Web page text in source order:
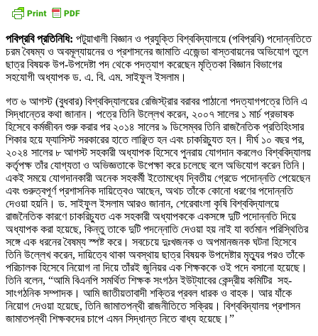
পবিপ্রবি প্রতিনিধি: পটুয়াখালী বিজ্ঞান ও প্রযুক্তি বিশ্ববিদ্যালয়ে (পবিপ্রবি) পদোন্নতিতে
চরম বৈষম্য ও অবমূল্যায়নের ও প্রশাসনের জামাতি এজেন্ডা বাস্তবায়নের অভিযোগ তুলে
ছাত্র বিষয়ক উপ-উপদেষ্টা পদ থেকে পদত্যাগ করেছেন মৃত্তিকা বিজ্ঞান বিভাগের
সহযোগী অধ্যাপক ড. এ. বি. এম. সাইফুল ইসলাম।
গত ৬ আগস্ট (বুধবার) বিশ্ববিদ্যালয়ের রেজিস্ট্রার বরাবর পাঠানো পদত্যাগপত্রে তিনি এ
সিদ্ধান্তের কথা জানান। পত্রে তিনি উল্লেখ করেন, ২০০৭ সালের ১ মার্চ প্রভাষক
হিসেবে কর্মজীবন শুরু করার পর ২০১৪ সালের ৯ ডিসেম্বর তিনি রাজনৈতিক প্রতিহিংসার
শিকার হয়ে ফ্যাসিস্ট সরকারের হাতে লাঞ্ছিত হন এবং চাকরিচ্যুত হন। দীর্ঘ ১০ বছর পর,
২০২৪ সালের ৮ আগস্ট সহকারী অধ্যাপক হিসেবে পুনরায় যোগদান করলেও বিশ্ববিদ্যালয়
কর্তৃপক্ষ তাঁর যোগ্যতা ও অভিজ্ঞতাকে উপেক্ষা করে চলেছে বলে অভিযোগ করেন তিনি।
একই সময়ে যোগদানকারী অনেক সহকর্মী ইতোমধ্যে দ্বিতীয় গ্রেডে পদোন্নতি পেয়েছেন
এবং গুরুত্বপূর্ণ প্রশাসনিক দায়িত্বেও আছেন, অথচ তাঁকে কোনো ধরণের পদোন্নতি
দেওয়া হয়নি। ড. সাইফুল ইসলাম আরও জানান, শেরেবাংলা কৃষি বিশ্ববিদ্যালয়ে
রাজনৈতিক কারণে চাকরিচ্যুত এক সহকারী অধ্যাপককে একসঙ্গে দুটি পদোন্নতি দিয়ে
অধ্যাপক করা হয়েছে, কিন্তু তাকে দুটি পদন্নোতি দেওয়া হয় নাই যা বর্তমান পরিস্থিতির
সঙ্গে এক ধরনের বৈষম্য স্পষ্ট করে। সবচেয়ে দুঃখজনক ও অপমানজনক ঘটনা হিসেবে
তিনি উল্লেখ করেন, দায়িত্বে থাকা অবস্থায় ছাত্র বিষয়ক উপদেষ্টার মৃত্যুর পরও তাঁকে
পরিচালক হিসেবে নিয়োগ না দিয়ে তাঁরই জুনিয়র এক শিক্ষককে ওই পদে বসানো হয়েছে।
তিনি বলেন, “আমি বিএনপি সমর্থিত শিক্ষক সংগঠন ইউট্যাবের কেন্দ্রীয় কমিটির সহ-
সাংগঠনিক সম্পাদক। আমি জাতীয়তাবাদী শক্তির প্রবল ধারক ও বাহক। আর যাঁকে
নিয়োগ দেওয়া হয়েছে, তিনি জামাতপন্থী রাজনীতিতে সক্রিয়। বিশ্ববিদ্যালয় প্রশাসন
জামাতপন্থী শিক্ষকদের চাপে এমন সিদ্ধান্ত নিতে বাধ্য হয়েছে।”